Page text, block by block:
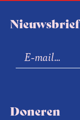
Nieuwsbrief
Doneren